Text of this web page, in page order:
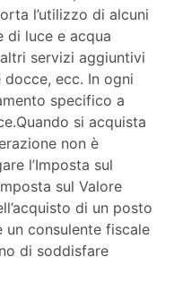
l’utilizzo di alcuni
di luce e acqua
servizi aggiuntivi
ecc. In ogni
specifico a
si acquista
non è
l’Imposta sul
sul Valore
di un posto
consulente fiscale
di soddisfare